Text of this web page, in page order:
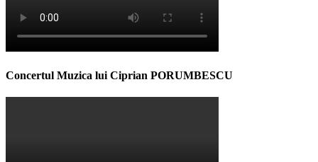
Concertul Muzica lui Ciprian PORUMBESCU